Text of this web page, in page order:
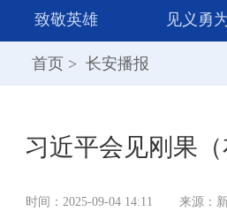
致敬英雄
见义勇
首页 > 长安播报
习近平会见刚果
时间：2025-09-04 14:11 来源：